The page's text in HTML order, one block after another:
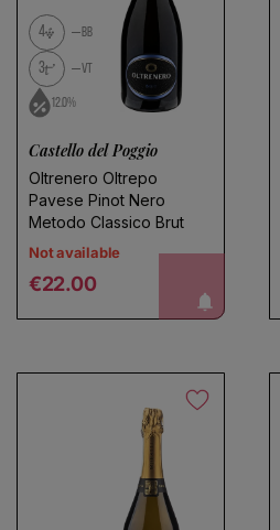
4 BB
3 VT
12.0%
Castello del Poggio
Oltrenero Oltrepo
Pavese Pinot Nero
Metodo Classico Brut
Not available
Regular price
€22.00 notify me!